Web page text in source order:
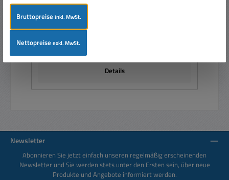
Details
Newsletter
Abonnieren Sie jetzt einfach unseren regelmäßig erscheinenden
Newsletter und Sie werden stets unter den Ersten sein, über neue
Produkte und Angebote informiert werden.
Bruttopreiseinkl. MwSt.
Nettopreiseexkl. MwSt.